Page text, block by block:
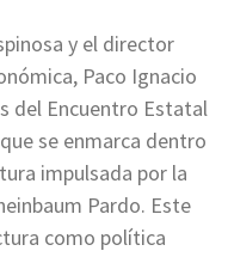
y el director
Paco Ignacio
del Encuentro Estatal
se enmarca dentro
impulsada por la
Pardo. Este
como política